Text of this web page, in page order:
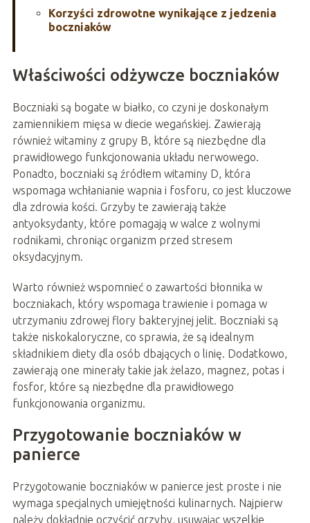
Korzyści zdrowotne wynikające z jedzenia
boczniaków
Właściwości odżywcze boczniaków
Boczniaki są bogate w białko, co czyni je doskonałym
zamiennikiem mięsa w diecie wegańskiej. Zawierają
również witaminy z grupy B, które są niezbędne dla
prawidłowego funkcjonowania układu nerwowego.
Ponadto, boczniaki są źródłem witaminy D, która
wspomaga wchłanianie wapnia i fosforu, co jest kluczowe
dla zdrowia kości. Grzyby te zawierają także
antyoksydanty, które pomagają w walce z wolnymi
rodnikami, chroniąc organizm przed stresem
oksydacyjnym.
Warto również wspomnieć o zawartości błonnika w
boczniakach, który wspomaga trawienie i pomaga w
utrzymaniu zdrowej flory bakteryjnej jelit. Boczniaki są
także niskokaloryczne, co sprawia, że są idealnym
składnikiem diety dla osób dbających o linię. Dodatkowo,
zawierają one minerały takie jak żelazo, magnez, potas i
fosfor, które są niezbędne dla prawidłowego
funkcjonowania organizmu.
Przygotowanie boczniaków w
panierce
Przygotowanie boczniaków w panierce jest proste i nie
wymaga specjalnych umiejętności kulinarnych. Najpierw
należy dokładnie oczyścić grzyby, usuwając wszelkie